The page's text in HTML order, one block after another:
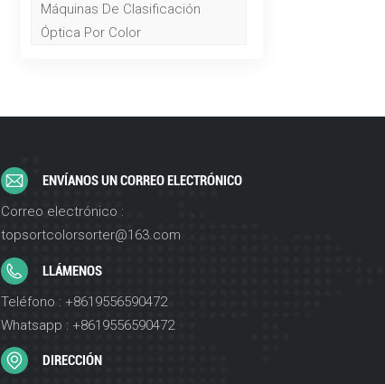
Máquinas De Clasificación
Óptica Por Color
ENVÍANOS UN CORREO ELECTRÓNICO
Correo electrónico :
topsortcolorsorter@163.com
LLÁMENOS
Teléfono : +8619556590472
Whatsapp : +8619556590472
DIRECCIÓN